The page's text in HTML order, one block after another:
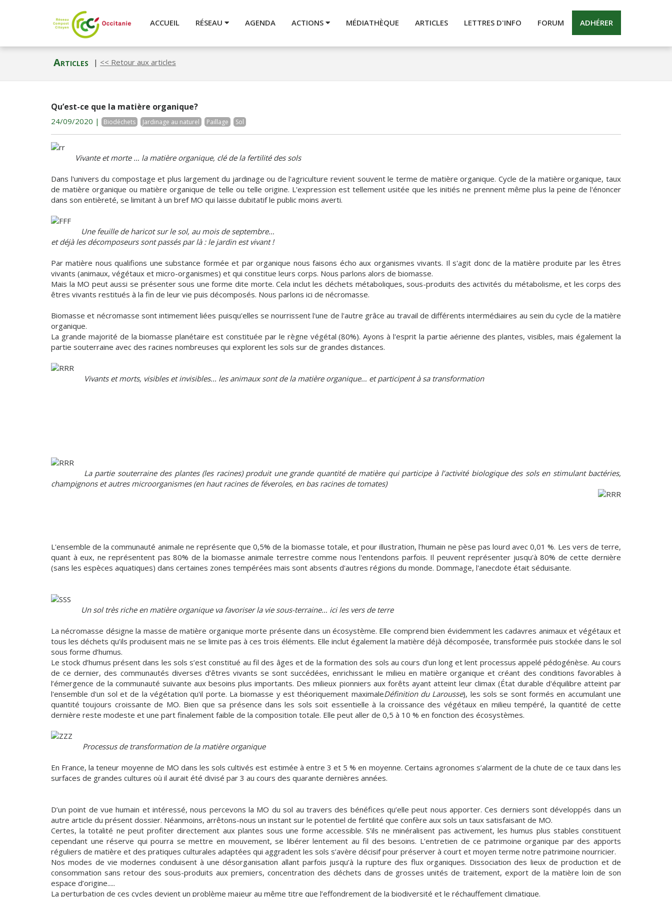
ACCUEIL RÉSEAU AGENDA ACTIONS MÉDIATHÈQUE ARTICLES LETTRES D'INFO FORUM ADHÉRER
Articles | << Retour aux articles
Qu’est-ce que la matière organique?
24/09/2020 | Biodéchets Jardinage au naturel Paillage Sol
Vivante et morte … la matière organique, clé de la fertilité des sols
Dans l'univers du compostage et plus largement du jardinage ou de l'agriculture revient souvent le terme de matière organique. Cycle de la matière organique, taux
de matière organique ou matière organique de telle ou telle origine. L'expression est tellement usitée que les initiés ne prennent même plus la peine de l'énoncer
dans son entièreté, se limitant à un bref MO qui laisse dubitatif le public moins averti.
Une feuille de haricot sur le sol, au mois de septembre…
et déjà les décomposeurs sont passés par là : le jardin est vivant !
Par matière nous qualifions une substance formée et par organique nous faisons écho aux organismes vivants. Il s'agit donc de la matière produite par les êtres
vivants (animaux, végétaux et micro-organismes) et qui constitue leurs corps. Nous parlons alors de biomasse.
Mais la MO peut aussi se présenter sous une forme dite morte. Cela inclut les déchets métaboliques, sous-produits des activités du métabolisme, et les corps des
êtres vivants restitués à la fin de leur vie puis décomposés. Nous parlons ici de nécromasse.
Biomasse et nécromasse sont intimement liées puisqu'elles se nourrissent l'une de l'autre grâce au travail de différents intermédiaires au sein du cycle de la matière
organique.
La grande majorité de la biomasse planétaire est constituée par le règne végétal (80%). Ayons à l'esprit la partie aérienne des plantes, visibles, mais également la
partie souterraine avec des racines nombreuses qui explorent les sols sur de grandes distances.
Vivants et morts, visibles et invisibles... les animaux sont de la matière organique… et participent à sa transformation
La partie souterraine des plantes (les racines) produit une grande quantité de matière qui participe à l’activité biologique des sols en stimulant bactéries,
champignons et autres microorganismes (en haut racines de féveroles, en bas racines de tomates)
L'ensemble de la communauté animale ne représente que 0,5% de la biomasse totale, et pour illustration, l'humain ne pèse pas lourd avec 0,01 %. Les vers de terre,
quant à eux, ne représentent pas 80% de la biomasse animale terrestre comme nous l'entendons parfois. Il peuvent représenter jusqu'à 80% de cette dernière
(sans les espèces aquatiques) dans certaines zones tempérées mais sont absents d'autres régions du monde. Dommage, l'anecdote était séduisante.
Un sol très riche en matière organique va favoriser la vie sous-terraine… ici les vers de terre
La nécromasse désigne la masse de matière organique morte présente dans un écosystème. Elle comprend bien évidemment les cadavres animaux et végétaux et
tous les déchets qu’ils produisent mais ne se limite pas à ces trois éléments. Elle inclut également la matière déjà décomposée, transformée puis stockée dans le sol
sous forme d’humus.
Le stock d’humus présent dans les sols s’est constitué au fil des âges et de la formation des sols au cours d’un long et lent processus appelé pédogénèse. Au cours
de ce dernier, des communautés diverses d’êtres vivants se sont succédées, enrichissant le milieu en matière organique et créant des conditions favorables à
l’émergence de la communauté suivante aux besoins plus importants. Des milieux pionniers aux forêts ayant atteint leur climax (État durable d'équilibre atteint par
l'ensemble d'un sol et de la végétation qu'il porte. La biomasse y est théoriquement maximaleDéfinition du Larousse), les sols se sont formés en accumulant une
quantité toujours croissante de MO. Bien que sa présence dans les sols soit essentielle à la croissance des végétaux en milieu tempéré, la quantité de cette
dernière reste modeste et une part finalement faible de la composition totale. Elle peut aller de 0,5 à 10 % en fonction des écosystèmes.
Processus de transformation de la matière organique
En France, la teneur moyenne de MO dans les sols cultivés est estimée à entre 3 et 5 % en moyenne. Certains agronomes s’alarment de la chute de ce taux dans les
surfaces de grandes cultures où il aurait été divisé par 3 au cours des quarante dernières années.
D’un point de vue humain et intéressé, nous percevons la MO du sol au travers des bénéfices qu’elle peut nous apporter. Ces derniers sont développés dans un
autre article du présent dossier. Néanmoins, arrêtons-nous un instant sur le potentiel de fertilité que confère aux sols un taux satisfaisant de MO.
Certes, la totalité ne peut profiter directement aux plantes sous une forme accessible. S’ils ne minéralisent pas activement, les humus plus stables constituent
cependant une réserve qui pourra se mettre en mouvement, se libérer lentement au fil des besoins. L’entretien de ce patrimoine organique par des apports
réguliers de matière et des pratiques culturales adaptées qui aggradent les sols s’avère décisif pour préserver à court et moyen terme notre patrimoine nourricier.
Nos modes de vie modernes conduisent à une désorganisation allant parfois jusqu’à la rupture des flux organiques. Dissociation des lieux de production et de
consommation sans retour des sous-produits aux premiers, concentration des déchets dans de grosses unités de traitement, export de la matière loin de son
espace d’origine.....
La perturbation de ces cycles devient un problème majeur au même titre que l’effondrement de la biodiversité et le réchauffement climatique.